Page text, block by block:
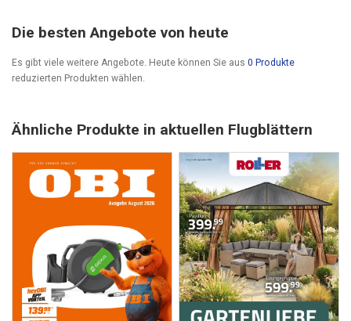
Die besten Angebote von heute
Es gibt viele weitere Angebote. Heute können Sie aus 0 Produkte
reduzierten Produkten wählen.
Ähnliche Produkte in aktuellen Flugblättern